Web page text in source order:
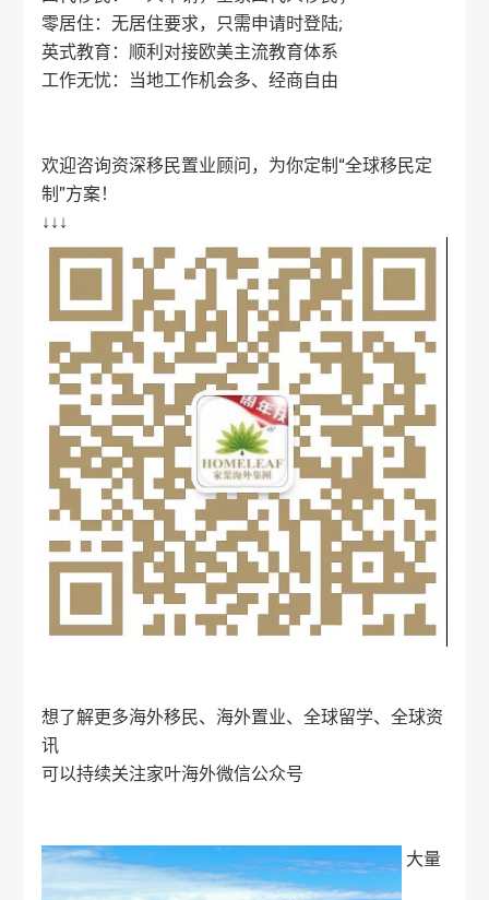
零居住：无居住要求，只需申请时登陆;
英式教育：顺利对接欧美主流教育体系
工作无忧：当地工作机会多、经商自由
欢迎咨询资深移民置业顾问，为你定制“全球移民定
制”方案！
↓↓↓
想了解更多海外移民、海外置业、全球留学、全球资
讯
可以持续关注家叶海外微信公众号
大量